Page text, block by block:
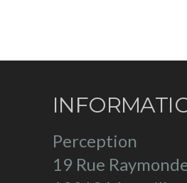
Perception
19 Rue